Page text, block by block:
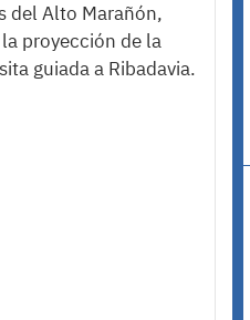
del Alto Marañón,
proyección de la
guiada a Ribadavia.